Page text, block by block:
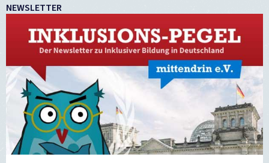
NEWSLETTER